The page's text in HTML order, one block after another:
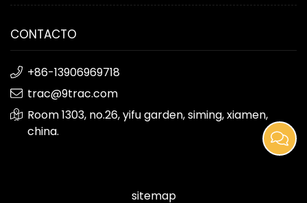
CONTACTO
+86-13906969718
trac@9trac.com
Room 1303, no.26, yifu garden, siming, xiamen,
china.
sitemap